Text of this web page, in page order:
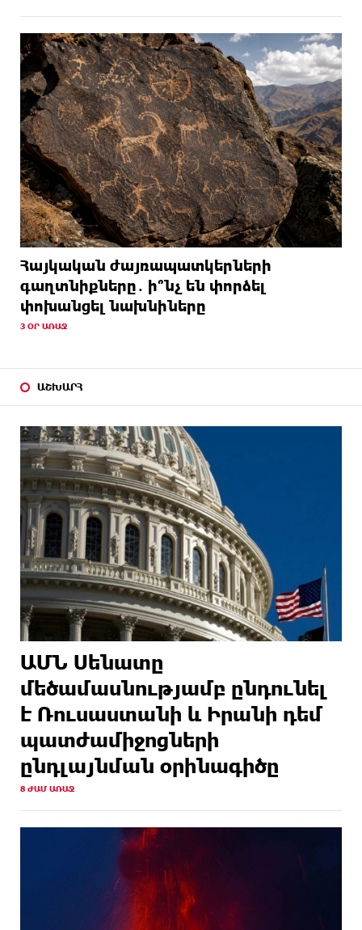
Հայկական ժայռապատկերների
գաղտնիքները․ ի՞նչ են փորձել
փոխանցել նախնիները
3 ՕՐ ԱՌԱՋ
ԱՇԽԱՐՀ
ԱՄՆ Սենատը
մեծամասնությամբ ընդունել
է Ռուսաստանի և Իրանի դեմ
պատժամիջոցների
ընդլայնման օրինագիծը
8 ԺԱՄ ԱՌԱՋ